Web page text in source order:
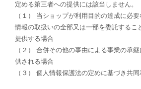
定める第三者への提供には該当しません。
（１） 当ショップが利用目的の達成に必
情報の取扱いの全部又は一部を委託するこ
提供する場合
（２） 合併その他の事由による事業の承
供される場合
（３） 個人情報保護法の定めに基づき共